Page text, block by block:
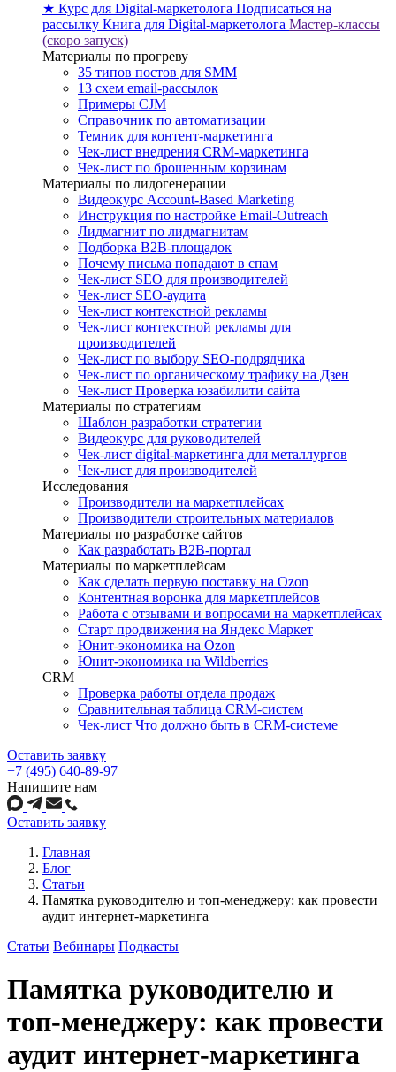
★ Курс для Digital-маркетолога Подписаться на
рассылку Книга для Digital-маркетолога Мастер-классы
(скоро запуск)
Материалы по прогреву
35 типов постов для SMM
13 схем email-рассылок
Примеры CJM
Справочник по автоматизации
Темник для контент-маркетинга
Чек-лист внедрения CRM-маркетинга
Чек-лист по брошенным корзинам
Материалы по лидогенерации
Видеокурс Account-Based Marketing
Инструкция по настройке Email-Outreach
Лидмагнит по лидмагнитам
Подборка B2B-площадок
Почему письма попадают в спам
Чек-лист SEO для производителей
Чек-лист SEO-аудита
Чек-лист контекстной рекламы
Чек-лист контекстной рекламы для
производителей
Чек-лист по выбору SEO-подрядчика
Чек-лист по органическому трафику на Дзен
Чек-лист Проверка юзабилити сайта
Материалы по стратегиям
Шаблон разработки стратегии
Видеокурс для руководителей
Чек-лист digital-маркетинга для металлургов
Чек-лист для производителей
Исследования
Производители на маркетплейсах
Производители строительных материалов
Материалы по разработке сайтов
Как разработать B2B-портал
Материалы по маркетплейсам
Как сделать первую поставку на Ozon
Контентная воронка для маркетплейсов
Работа с отзывами и вопросами на маркетплейсах
Старт продвижения на Яндекс Маркет
Юнит-экономика на Ozon
Юнит-экономика на Wildberries
CRM
Проверка работы отдела продаж
Сравнительная таблица CRM-систем
Чек-лист Что должно быть в CRM-системе
Оставить заявку
+7 (495) 640-89-97
Напишите нам
Оставить заявку
Главная
Блог
Статьи
Памятка руководителю и топ-менеджеру: как провести
аудит интернет-маркетинга
Статьи Вебинары Подкасты
Памятка руководителю и
топ-менеджеру: как провести
аудит интернет-маркетинга